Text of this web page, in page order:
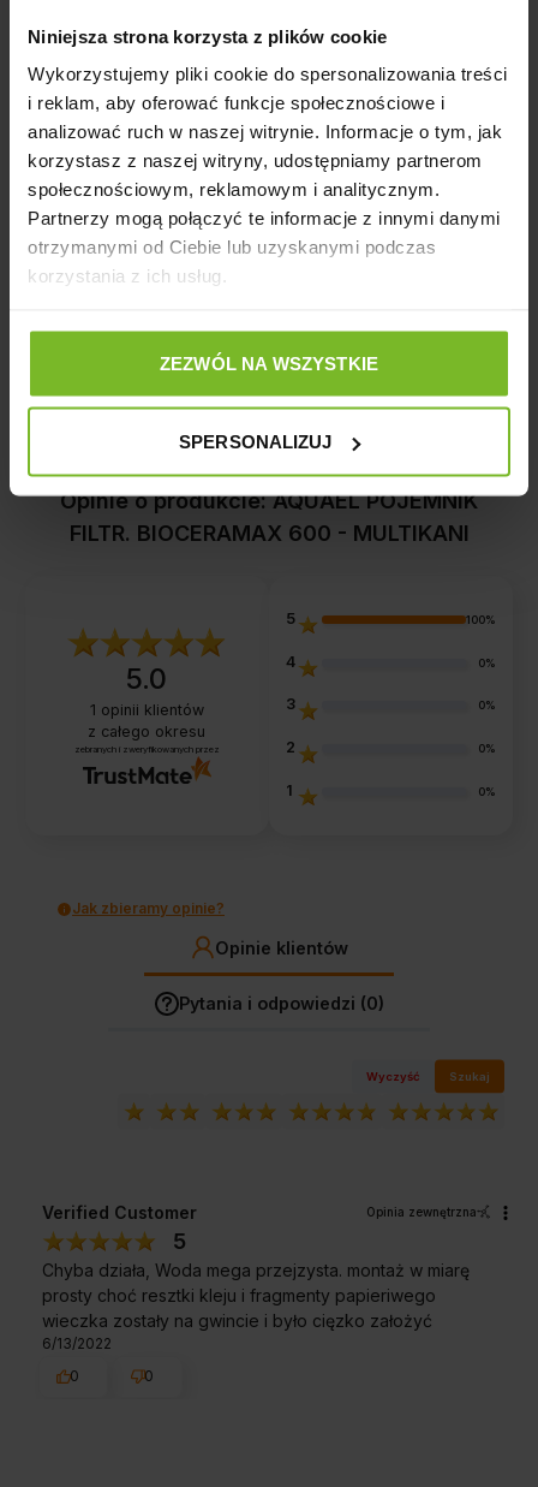
Niniejsza strona korzysta z plików cookie
Wykorzystujemy pliki cookie do spersonalizowania treści
i reklam, aby oferować funkcje społecznościowe i
analizować ruch w naszej witrynie. Informacje o tym, jak
korzystasz z naszej witryny, udostępniamy partnerom
społecznościowym, reklamowym i analitycznym.
Partnerzy mogą połączyć te informacje z innymi danymi
otrzymanymi od Ciebie lub uzyskanymi podczas
korzystania z ich usług.
ZEZWÓL NA WSZYSTKIE
SPERSONALIZUJ
zakupu!
Ostrzeżenie:
Produkt o drobnej gradacji mogący stanowić zagrożenie
Producent
Opinie
Powiązane artykuły na blogu
Opinie o produkcie: AQUAEL POJEMNIK
FILTR. BIOCERAMAX 600 - MULTIKANI
5.0
1 opinii klientów
z całego okresu
zebranych i zweryfikowanych przez
5 100%
4 0%
3 0%
2 0%
1 0%
Jak zbieramy opinie?
Opinie klientów
Pytania i odpowiedzi (0)
Wyczyść Szukaj
Verified Customer Opinia zewnętrzna
5
Chyba działa, Woda mega przejzysta. montaż w miarę
prosty choć resztki kleju i fragmenty papieriwego
wieczka zostały na gwincie i było cięzko założyć
6/13/2022
0
0